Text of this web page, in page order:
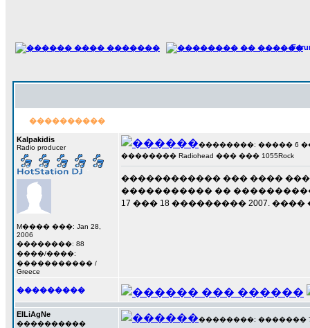
����������
Kalpakidis
Radio producer
M���� ���: Jan 28,
2006
��������: 88
����/����:
����������� /
Greece
��������: ����� 6 ���
�������� Radiohead ��� ��� 1055Rock
������������ ��� ����
����������� ��
17 ��� 18 ��������� 2007.
���������
ElLiAgNe
����������
��������: ������� 7